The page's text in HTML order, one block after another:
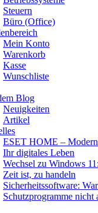
Steuern
Büro (Office)
Mein Konto
Warenkorb
Kasse
Wunschliste
Blog
Neuigkeiten
Artikel
ESET HOME –
Ihr digitales Leben
Wechsel zu Windows
Zeit ist, zu handeln
Sicherheitssoftware:
Schutzprogramme nicht